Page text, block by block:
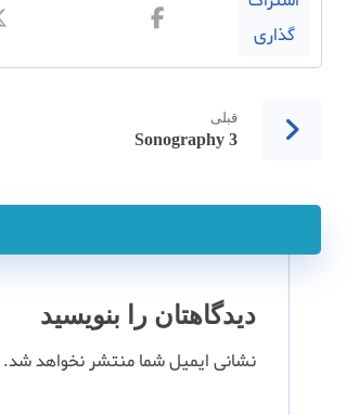
قبلی
Sonography 3
دیدگاهتان را بنویسید
نشانی ایمیل شما منتشر نخواهد شد.